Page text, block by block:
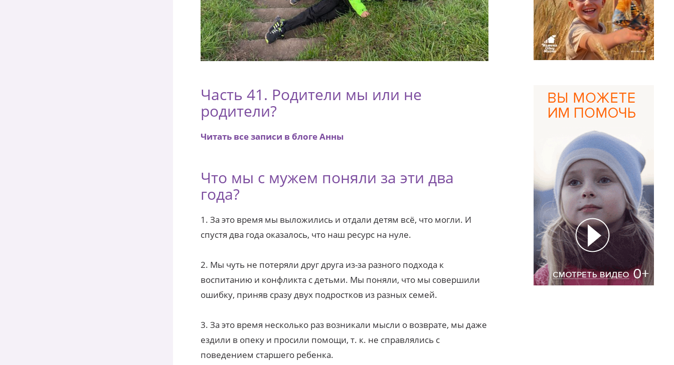
Часть 41. Родители мы или не
родители?
Читать все записи в блоге Анны
Что мы с мужем поняли за эти два
года?
1. За это время мы выложились и отдали детям всё, что могли. И
спустя два года оказалось, что наш ресурс на нуле.
2. Мы чуть не потеряли друг друга из-за разного подхода к
воспитанию и конфликта с детьми. Мы поняли, что мы совершили
ошибку, приняв сразу двух подростков из разных семей.
3. За это время несколько раз возникали мысли о возврате, мы даже
ездили в опеку и просили помощи, т. к. не справлялись с
поведением старшего ребенка.